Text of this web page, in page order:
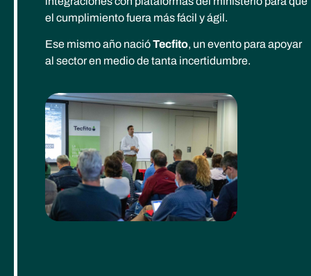
el cumplimiento fuera más fácil y ágil.
Ese mismo año nacióTecfito, un evento para apoyar
al sector en medio de tanta incertidumbre.